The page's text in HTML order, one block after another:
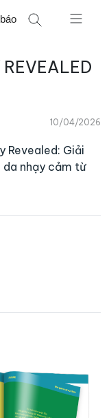
10/04/2026
Revealed: Giải
nhạy cảm từ